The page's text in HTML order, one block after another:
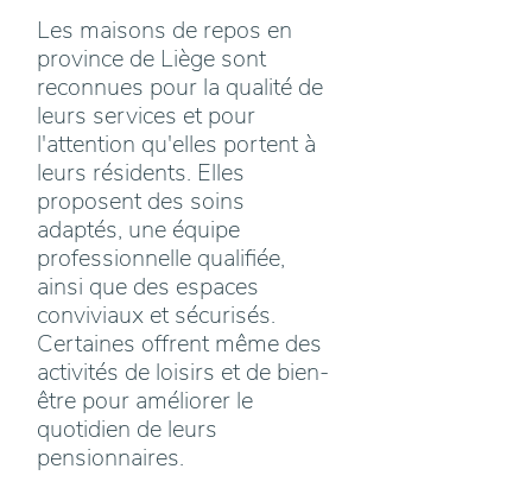
Les maisons de repos en
province de Liège sont
reconnues pour la qualité de
leurs services et pour
l'attention qu'elles portent à
leurs résidents. Elles
proposent des soins
adaptés, une équipe
professionnelle qualifiée,
ainsi que des espaces
conviviaux et sécurisés.
Certaines offrent même des
activités de loisirs et de bien-
être pour améliorer le
quotidien de leurs
pensionnaires.